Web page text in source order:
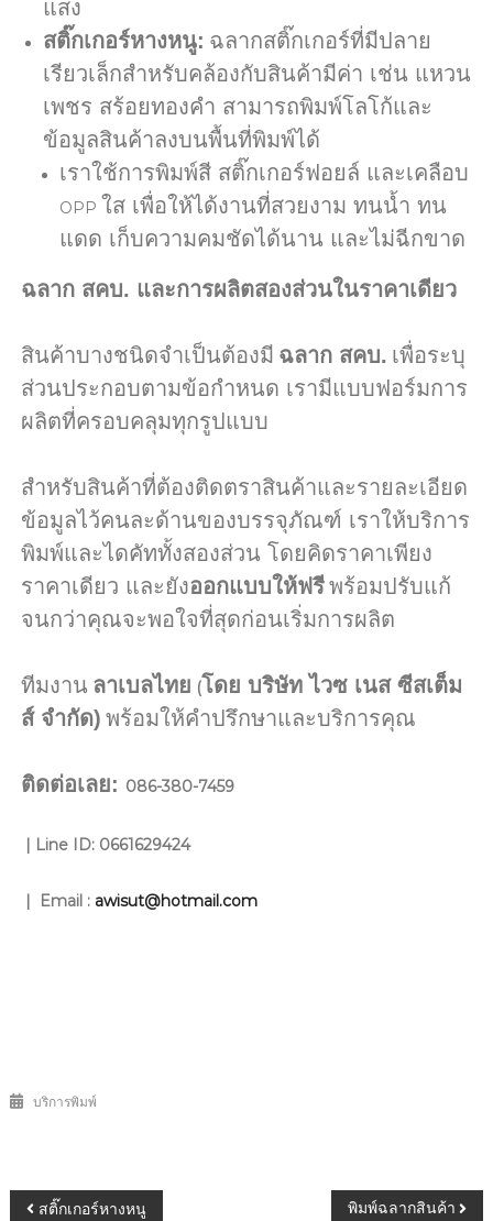
แสง
สติ๊กเกอร์หางหนู: ฉลากสติ๊กเกอร์ที่มีปลาย
เรียวเล็กสำหรับคล้องกับสินค้ามีค่า เช่น แหวน
เพชร สร้อยทองคำ สามารถพิมพ์โลโก้และ
ข้อมูลสินค้าลงบนพื้นที่พิมพ์ได้
เราใช้การพิมพ์สี สติ๊กเกอร์ฟอยล์ และเคลือบ
OPP ใส เพื่อให้ได้งานที่สวยงาม ทนน้ำ ทน
แดด เก็บความคมชัดได้นาน และไม่ฉีกขาด
ฉลาก สคบ. และการผลิตสองส่วนในราคาเดียว
สินค้าบางชนิดจำเป็นต้องมี ฉลาก สคบ. เพื่อระบุ
ส่วนประกอบตามข้อกำหนด เรามีแบบฟอร์มการ
ผลิตที่ครอบคลุมทุกรูปแบบ
สำหรับสินค้าที่ต้องติดตราสินค้าและรายละเอียด
ข้อมูลไว้คนละด้านของบรรจุภัณฑ์ เราให้บริการ
พิมพ์และไดคัททั้งสองส่วน โดยคิดราคาเพียง
ราคาเดียว และยังออกแบบให้ฟรีพร้อมปรับแก้
จนกว่าคุณจะพอใจที่สุดก่อนเริ่มการผลิต
ทีมงาน ลาเบลไทย (โดย บริษัท ไวซ เนส ซีสเต็ม
ส์ จำกัด) พร้อมให้คำปรึกษาและบริการคุณ
ติดต่อเลย: 086-380-7459
| Line ID: 0661629424
| Email : awisut@hotmail.com
บริการพิมพ์
สติ๊กเกอร์หางหนู พิมพ์ฉลากสินค้า